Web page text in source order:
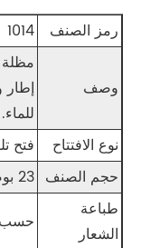
رمز الصنف 1014
وصف
مظلة
للماء.
نوع الافتتاح
فتح
حجم الصنف 23 بوصة × 8 ك
طباعة
الشعار
حسب